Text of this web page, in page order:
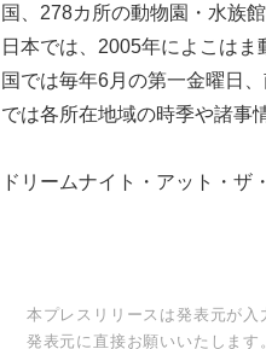
国、278カ所の動物園・水族
日本では、2005年によこは
国では毎年6月の第一金曜日
では各所在地域の時季や諸事
ドリームナイト・アット・
本プレスリリースは発表元が
発表元に直接お願いいたします